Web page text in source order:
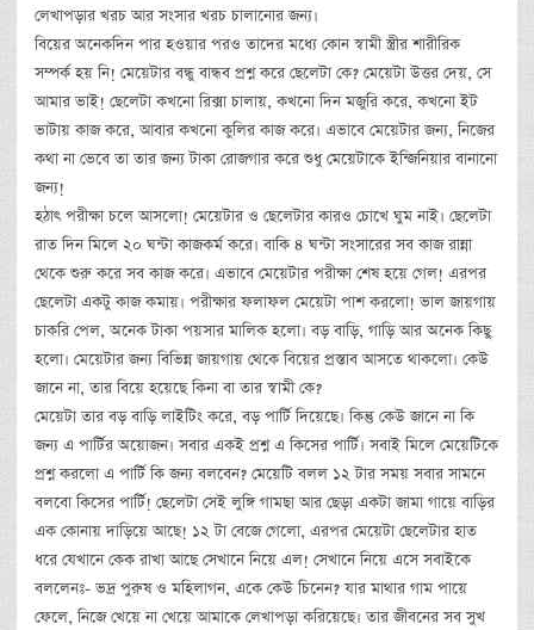
লেখাপড়ার খরচ আর সংসার খরচ চালানোর জন্য।
বিয়ের অনেকদিন পার হওয়ার পরও তাদের মধ্যে কোন স্বামী স্ত্রীর শারীরিক
সম্পর্ক হয় নি! মেয়েটার বন্ধু বান্ধব প্রশ্ন করে ছেলেটা কে? মেয়েটা উত্তর দেয়, সে
আমার ভাই! ছেলেটা কখনো রিক্সা চালায়, কখনো দিন মজুরি করে, কখনো ইট
ভাটায় কাজ করে, আবার কখনো কুলির কাজ করে। এভাবে মেয়েটার জন্য, নিজের
কথা না ভেবে তা তার জন্য টাকা রোজগার করে শুধু মেয়েটাকে ইন্জিনিয়ার বানানো
জন্য!
হঠাৎ পরীক্ষা চলে আসলো! মেয়েটার ও ছেলেটার কারও চোখে ঘুম নাই। ছেলেটা
রাত দিন মিলে ২০ ঘন্টা কাজকর্ম করে। বাকি ৪ ঘন্টা সংসারের সব কাজ রান্না
থেকে শুরু করে সব কাজ করে। এভাবে মেয়েটার পরীক্ষা শেষ হয়ে গেল! এরপর
ছেলেটা একটু কাজ কমায়। পরীক্ষার ফলাফল মেয়েটা পাশ করলো! ভাল জায়গায়
চাকরি পেল, অনেক টাকা পয়সার মালিক হলো। বড় বাড়ি, গাড়ি আর অনেক কিছু
হলো। মেয়েটার জন্য বিভিন্ন জায়গায় থেকে বিয়ের প্রস্তাব আসতে থাকলো। কেউ
জানে না, তার বিয়ে হয়েছে কিনা বা তার স্বামী কে?
মেয়েটা তার বড় বাড়ি লাইটিং করে, বড় পার্টি দিয়েছে। কিন্তু কেউ জানে না কি
জন্য এ পার্টির অয়োজন। সবার একই প্রশ্ন এ কিসের পার্টি। সবাই মিলে মেয়েটিকে
প্রশ্ন করলো এ পার্টি কি জন্য বলবেন? মেয়েটি বলল ১২ টার সময় সবার সামনে
বলবো কিসের পার্টি! ছেলেটা সেই লুঙ্গি গামছা আর ছেড়া একটা জামা গায়ে বাড়ির
এক কোনায় দাড়িয়ে আছে! ১২ টা বেজে গেলো, এরপর মেয়েটা ছেলেটার হাত
ধরে যেখানে কেক রাখা আছে সেখানে নিয়ে এল! সেখানে নিয়ে এসে সবাইকে
বললেনঃ- ভদ্র পুরুষ ও মহিলাগন, একে কেউ চিনেন? যার মাথার গাম পায়ে
ফেলে, নিজে খেয়ে না খেয়ে আমাকে লেখাপড়া করিয়েছে। তার জীবনের সব সুখ